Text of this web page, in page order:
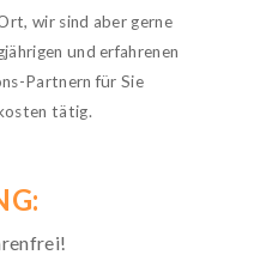
wir sind aber gerne
und erfahrenen
Partnern für Sie
tätig.